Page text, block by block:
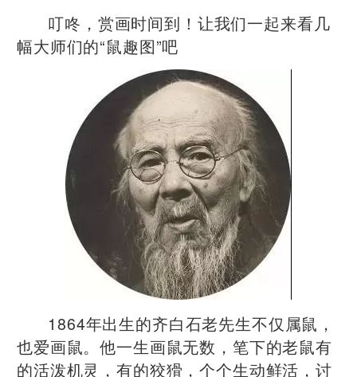
叮咚，赏画时间到！让我们一起来看几
幅大师们的“鼠趣图”吧
1864年出生的齐白石老先生不仅属鼠，
也爱画鼠。他一生画鼠无数，笔下的老鼠有
的活泼机灵，有的狡猾，个个生动鲜活，讨